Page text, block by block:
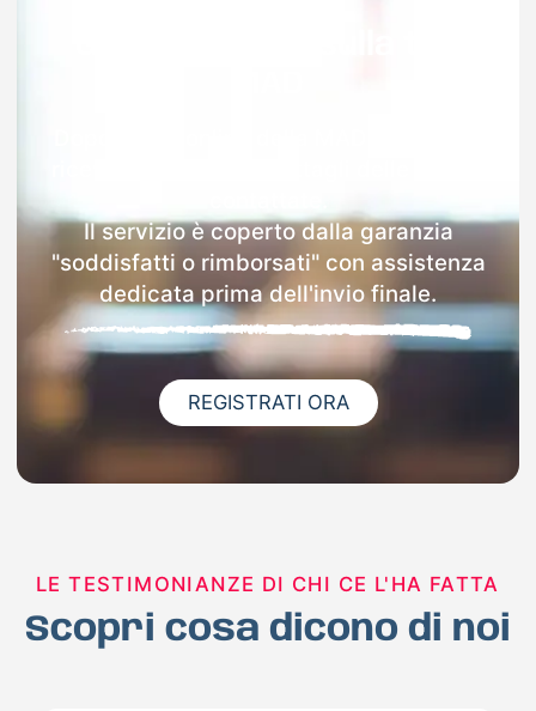
Il servizio è coperto dalla garanzia
"soddisfatti o rimborsati" con assistenza
dedicata prima dell'invio finale.
REGISTRATI ORA
LE TESTIMONIANZE DI CHI CE L'HA FATTA
Scopri cosa dicono di noi